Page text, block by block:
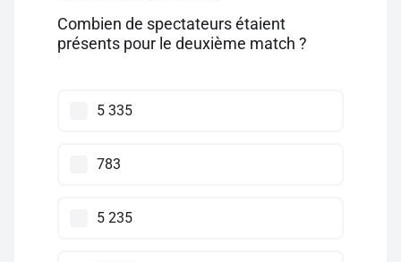
Combien de spectateurs étaient
présents pour le deuxième match ?
5 335
783
5 235